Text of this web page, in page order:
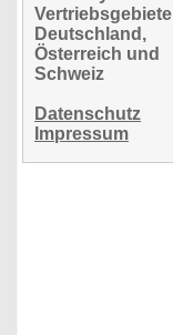
Vertriebsgebiete
Deutschland,
Österreich und
Schweiz
Datenschutz
Impressum